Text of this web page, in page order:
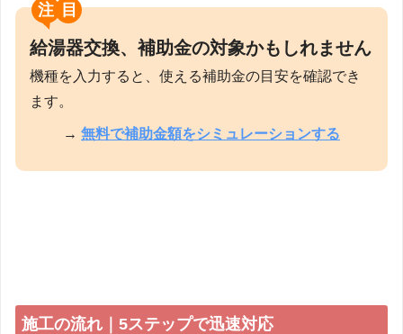
注目
給湯器交換、補助金の対象かもしれません
機種を入力すると、使える補助金の目安を確認でき
ます。
→ 無料で補助金額をシミュレーションする
施工の流れ｜5ステップで迅速対応